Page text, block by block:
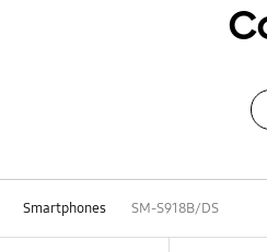
Smartphones SM-S918B/DS